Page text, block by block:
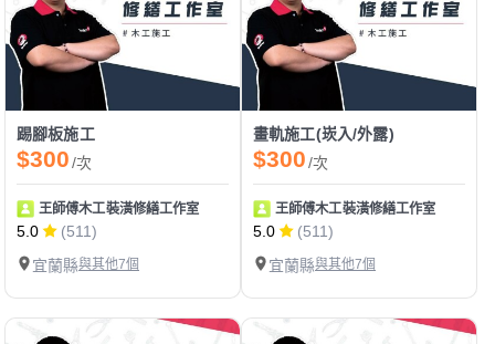
踢腳板施工
$300/次
王師傅木工裝潢修繕工作室
5.0
(511)
宜蘭縣與其他7個
畫軌施工(崁入/外露)
$300/次
王師傅木工裝潢修繕工作室
5.0
(511)
宜蘭縣與其他7個